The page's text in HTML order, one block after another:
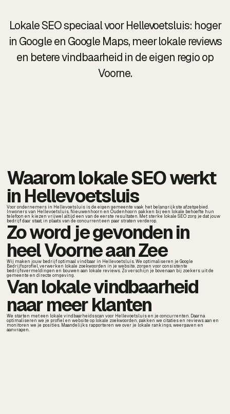
Lokale SEO speciaal voor Hellevoetsluis: hoger
in Google en Google Maps, meer lokale reviews
en betere vindbaarheid in de eigen regio op
Voorne.
Waarom lokale SEO werkt
in Hellevoetsluis
Voor ondernemers in Hellevoetsluis is de eigen gemeente vaak het belangrijkste afzetgebied.
Inwoners van Hellevoetsluis, Nieuwenhoorn en Oudenhoorn pakken bij een lokale behoefte hun
telefoon en kiezen vrijwel altijd een van de eerste resultaten. Met sterke lokale SEO zorg je dat jouw
bedrijf daar staat, in plaats van de concurrent een paar straten verderop.
Zo word je gevonden in
heel Voorne aan Zee
Wij maken jouw bedrijf optimaal vindbaar in Hellevoetsluis. We optimaliseren je Google
Bedrijfsprofiel, verwerken lokale zoekwoorden in je website, zorgen voor consistente
bedrijfsvermeldingen en bouwen aan lokale reviews. Zo verschijn je bovenaan bij zoekers uit de
gemeente en directe omgeving.
Van lokale vindbaarheid
naar meer klanten
We starten met een lokale vindbaarheidsscan voor Hellevoetsluis en je concurrenten. Daarna
optimaliseren we je profiel en website op lokale zoekwoorden, pakken we citaties en reviews aan en
monitoren we je posities. Maandelijks rapporteren we over je lokale rankings, weergaven en
aanvragen.